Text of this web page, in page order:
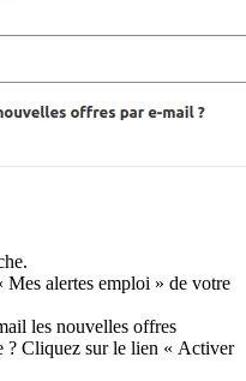
alertes emploi » de votre
les nouvelles offres
? Cliquez sur le lien « Activer